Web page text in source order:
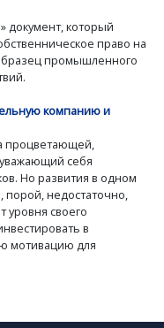
документ, который
право на
промышленного
компанию и
процветающей,
себя
Но развития в одном
недостаточно,
уровня своего
в
мотивацию для